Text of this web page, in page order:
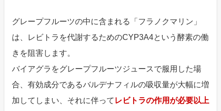
グレープフルーツの中に含まれる「フラノクマリン」
は、レビトラを代謝するためのCYP3A4という酵素の働
きを阻害します。
バイアグラをグレープフルーツジュースで服用した場
合、有効成分であるバルデナフィルの吸収量が大幅に増
加してしまい、それに伴って レビトラの作用が必要以上